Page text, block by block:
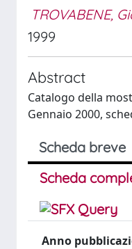
TROVABENE,
1999
Abstract
Catalogo della
Gennaio 2000,
Scheda breve
Scheda
Anno